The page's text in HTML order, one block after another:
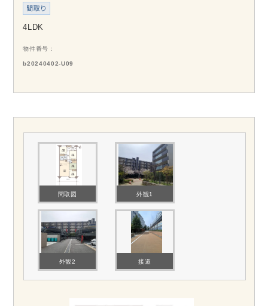
4LDK
物件番号
b20240402-U09
間取図 外観1
外観2 接道